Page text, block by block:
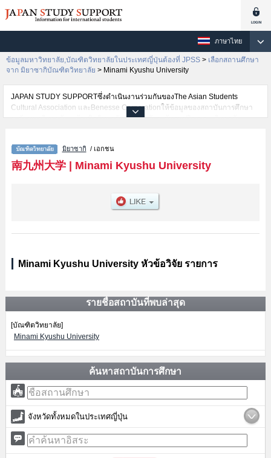
ภาษาไทย
ข้อมูลมหาวิทยาลัย,บัณฑิตวิทยาลัยในประเทศญี่ปุ่นต้องที่ JPSS > เลือกสถานศึกษา
จาก มิยาซากิบัณฑิตวิทยาลัย > Minami Kyushu University
JAPAN STUDY SUPPORTซึ่งดำเนินงานร่วมกันของThe Asian Students
Cultural Association และBenesse Corporationให้ข้อมูลของสถาบันการศึกษา
ระดับมหาวิทยาลัย・บัณฑิตวิทยาลัย・วิทยาลัยระดับอนุปริญญา・วิทยาลัย
นักศึกษาต่างชาติเช่น เป็นต้น,ข้อมูลของแต่ละสาขาวิจัย,ข้อมูลการสอบคัดเลือก
เข้าศึกษาเช่นจำนวนคนที่รับสมัครหรือจำนวนคนที่ผ่านการสอบคัดเลือก
เป็นต้น,แนะนำสถานที่,การเดินทางเป็นต้นไว้ด้วยดังนั้นขอเชิญใช้บริการค้นหา
มิยาซากิ / เอกชน
南九州大学| Minami Kyushu University
Minami Kyushu University หัวข้อวิจัย รายการ
รายชื่อสถาบันที่พบล่าสุด
[บัณฑิตวิทยาลัย]
Minami Kyushu University
ค้นหาสถาบันการศึกษา
จังหวัดทั้งหมดในประเทศญี่ปุ่น